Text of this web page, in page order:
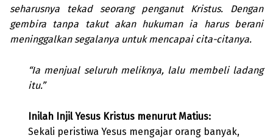
seharusnya tekad seorang penganut Kristus. Dengan
gembira tanpa takut akan hukuman ia harus berani
meninggalkan segalanya untuk mencapai cita-citanya.
“Ia menjual seluruh meliknya, lalu membeli ladang
itu.”
Inilah Injil Yesus Kristus menurut Matius:
Sekali peristiwa Yesus mengajar orang banyak,